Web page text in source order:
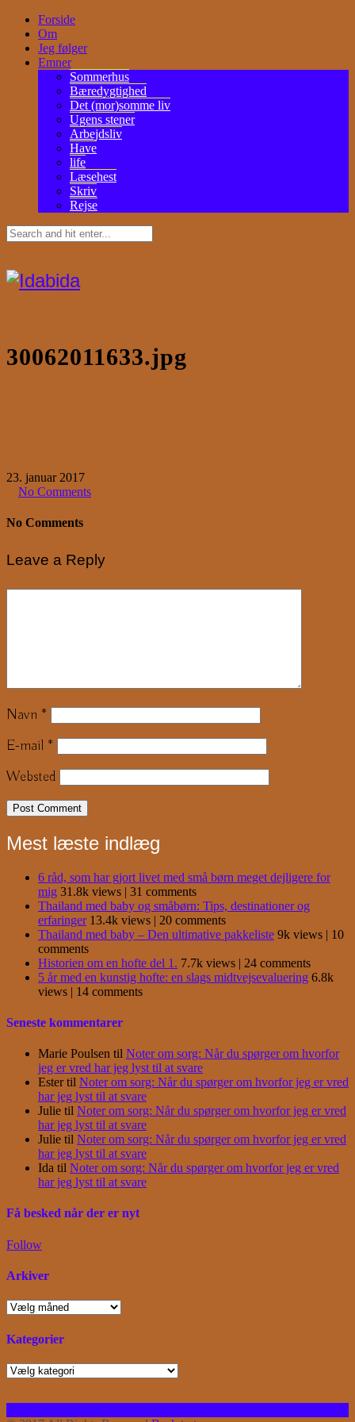
Forside
Om
Jeg følger
Emner
Sommerhus
Bæredygtighed
Det (mor)somme liv
Ugens stener
Arbejdsliv
Have
life
Læsehest
Skriv
Rejse
30062011633.jpg
23. januar 2017
No Comments
No Comments
Leave a Reply
Navn *
E-mail *
Websted
Mest læste indlæg
6 råd, som har gjort livet med små børn meget dejligere for
mig 31.8k views | 31 comments
Thailand med baby og småbørn: Tips, destinationer og
erfaringer 13.4k views | 20 comments
Thailand med baby – Den ultimative pakkeliste 9k views | 10
comments
Historien om en hofte del 1. 7.7k views | 24 comments
5 år med en kunstig hofte: en slags midtvejsevaluering 6.8k
views | 14 comments
Seneste kommentarer
Marie Poulsen til Noter om sorg: Når du spørger om hvorfor
jeg er vred har jeg lyst til at svare
Estertil Noter om sorg: Når du spørger om hvorfor jeg er vred
har jeg lyst til at svare
Julie til Noter om sorg: Når du spørger om hvorfor jeg er vred
har jeg lyst til at svare
Julie til Noter om sorg: Når du spørger om hvorfor jeg er vred
har jeg lyst til at svare
Ida til Noter om sorg: Når du spørger om hvorfor jeg er vred
har jeg lyst til at svare
Få besked når der er nyt
Follow
Arkiver
Arkiver
Kategorier
Kategorier